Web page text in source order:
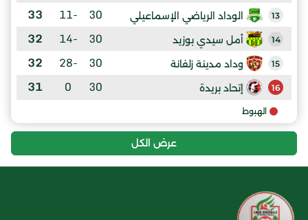
13 الوداد الرياضي الإسماعيلي 30
-11
33
14 أمل سيدي بوزيد 30
-14
32
15 وداد مدينة زلفانة 30
-28
32
16 إتحاد بريدة 30
0
31
الهبوط
عرض الكل